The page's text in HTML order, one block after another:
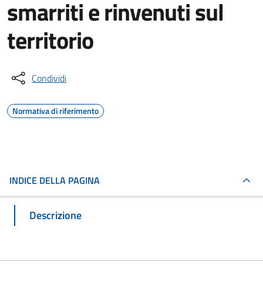
smarriti e rinvenuti sul
territorio
Condividi
Normativa di riferimento
INDICE DELLA PAGINA
Descrizione